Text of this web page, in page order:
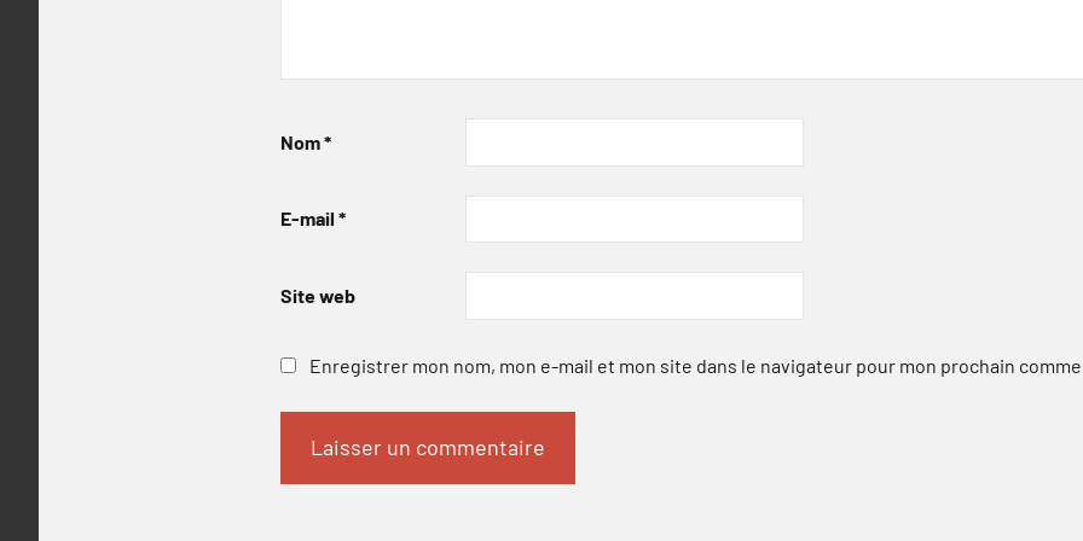
Nom*
E-mail *
Site web
Enregistrer mon nom, mon e-mail et mon site dans le navigateur pour mon prochain